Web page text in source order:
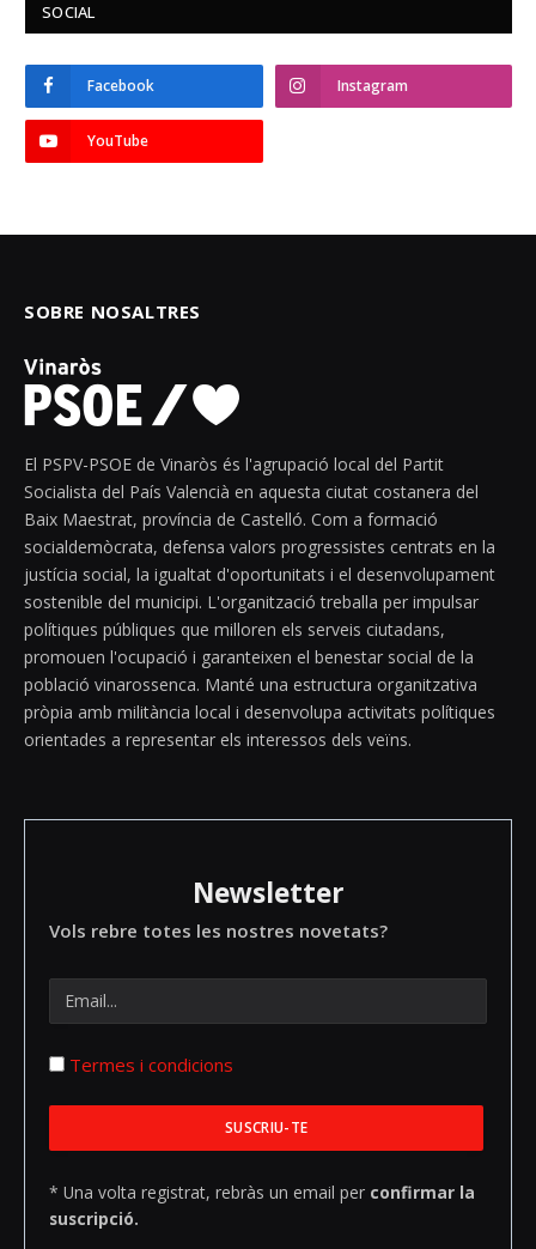
SOCIAL
Facebook Instagram
YouTube
SOBRE NOSALTRES
El PSPV-PSOE de Vinaròs és l'agrupació local del Partit
Socialista del País Valencià en aquesta ciutat costanera del
Baix Maestrat, província de Castelló. Com a formació
socialdemòcrata, defensa valors progressistes centrats en la
justícia social, la igualtat d'oportunitats i el desenvolupament
sostenible del municipi. L'organització treballa per impulsar
polítiques públiques que milloren els serveis ciutadans,
promouen l'ocupació i garanteixen el benestar social de la
població vinarossenca. Manté una estructura organitzativa
pròpia amb militància local i desenvolupa activitats polítiques
orientades a representar els interessos dels veïns.
Newsletter
Vols rebre totes les nostres novetats?
Termes i condicions
* Una volta registrat, rebràs un email per confirmar la
suscripció.